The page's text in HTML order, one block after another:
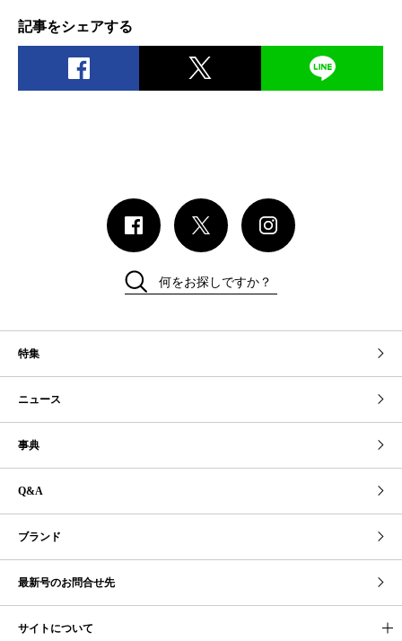
記事をシェアする
特集
ニュース
事典
Q&A
ブランド
最新号のお問合せ先
何をお探しですか？
サイトについて